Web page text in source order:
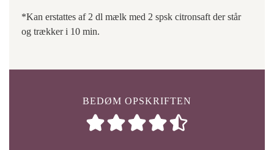
*Kan erstattes af 2 dl mælk med 2 spsk citronsaft der står
og trækker i 10 min.
BEDØM OPSKRIFTEN